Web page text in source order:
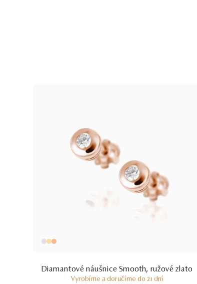
Diamantové náušnice Smooth, ružové zlato
Vyrobíme a doručíme do 21 dní